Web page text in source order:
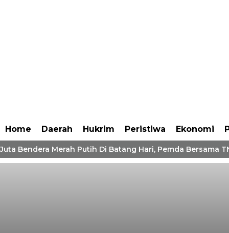
Home Daerah Hukrim Peristiwa Ekonomi
Bendera Merah Putih Di Batang Hari, Pemda Bersama